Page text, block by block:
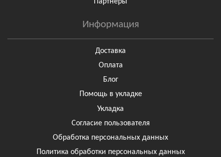
Информация
Доставка
Оплата
Блог
Помощь в укладке
Укладка
Согласие пользователя
Обработка персональных данных
Политика обработки персональных данных